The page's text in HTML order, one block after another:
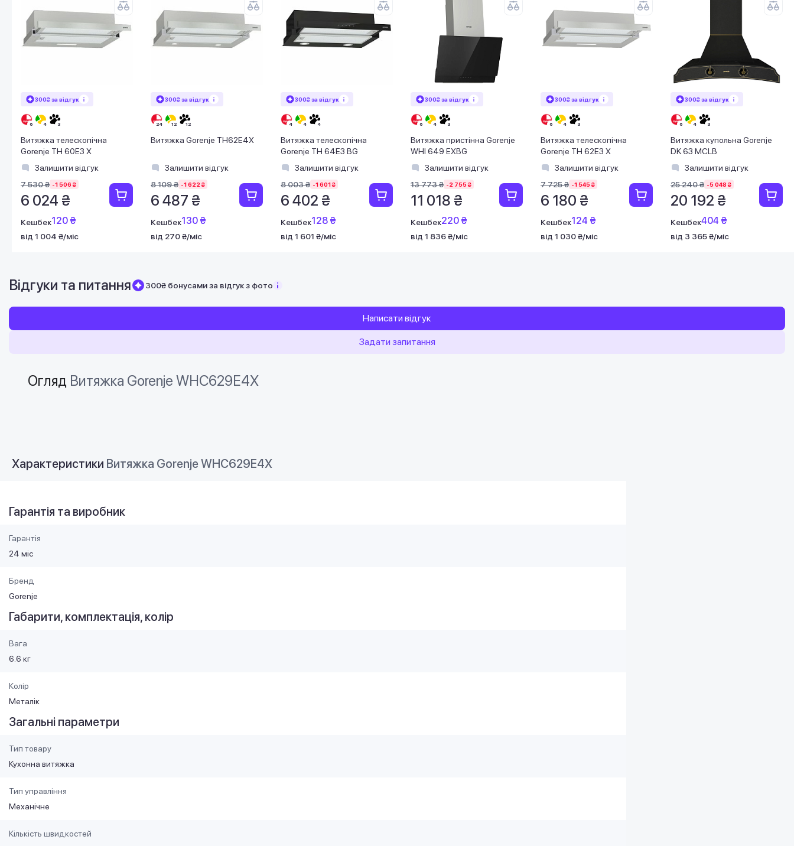
300₴ за відгук
Витяжка телескопічна
Gorenje TH 60E3 X
Залишити відгук
7 530 ₴ -1 506 ₴
6 024 ₴
Кешбек120 ₴
від 1 004 ₴/міс
300₴ за відгук
Витяжка Gorenje TH62E4X
Залишити відгук
8 109 ₴ -1 622 ₴
6 487 ₴
Кешбек130 ₴
від 270 ₴/міс
300₴ за відгук
Витяжка телескопічна
Gorenje TH 64E3 BG
Залишити відгук
8 003 ₴ -1 601 ₴
6 402 ₴
Кешбек128 ₴
від 1 601 ₴/міс
300₴ за відгук
Витяжка пристінна Gorenje
WHI 649 EXBG
Залишити відгук
13 773 ₴ -2 755 ₴
11 018 ₴
Кешбек220 ₴
від 1 836 ₴/міс
300₴ за відгук
Витяжка телескопічна
Gorenje TH 62E3 X
Залишити відгук
7 725 ₴ -1 545 ₴
6 180 ₴
Кешбек124 ₴
від 1 030 ₴/міс
300₴ за відгук
Витяжка купольна Gorenje
DK 63 MCLB
Залишити відгук
25 240 ₴ -5 048 ₴
20 192 ₴
Кешбек404 ₴
від 3 365 ₴/міс
Відгуки та питання 300₴ бонусами за відгук з фото
Написати відгук
Задати запитання
Огляд Витяжка Gorenje WHC629E4X
Характеристики Витяжка Gorenje WHC629E4X
Гарантія та виробник
Гарантія
24 міс
Бренд
Gorenje
Габарити, комплектація, колір
Вага
6.6 кг
Колір
Металік
Загальні параметри
Тип товару
Кухонна витяжка
Тип управління
Механічне
Кількість швидкостей